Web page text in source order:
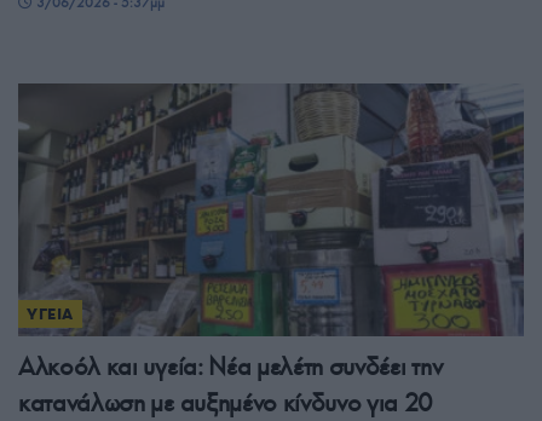
ΥΓΕΙΑ
Αλκοόλ και υγεία: Νέα μελέτη συνδέει την
κατανάλωση με αυξημένο κίνδυνο για 20